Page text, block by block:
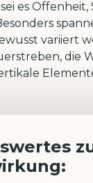
sei es
variiert
die